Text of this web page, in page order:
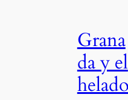
Grana
da y el